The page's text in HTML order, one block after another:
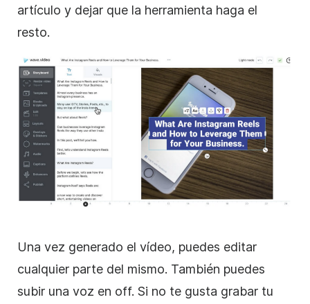
artículo y dejar que la herramienta haga el
resto.
Una vez generado el vídeo, puedes editar
cualquier parte del mismo. También puedes
subir una voz en off. Si no te gusta grabar tu